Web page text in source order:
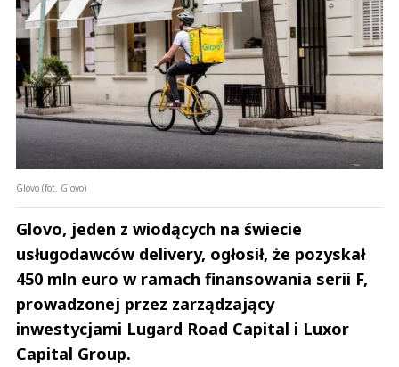
Glovo (fot. Glovo)
Glovo, jeden z wiodących na świecie
usługodawców delivery, ogłosił, że pozyskał
450 mln euro w ramach finansowania serii F,
prowadzonej przez zarządzający
inwestycjami Lugard Road Capital i Luxor
Capital Group.